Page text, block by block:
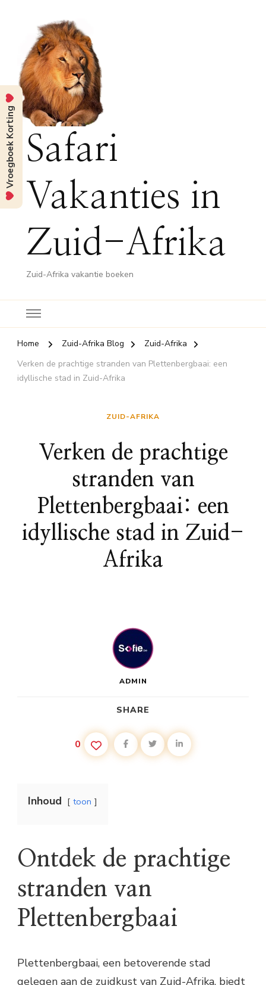
Safari
Vakanties in
Zuid-Afrika
Zuid-Afrika vakantie boeken
Home Zuid-Afrika Blog
Zuid-Afrika
Verken de prachtige stranden van Plettenbergbaai: een
idyllische stad in Zuid-Afrika
ZUID-AFRIKA
Verken de prachtige
stranden van
Plettenbergbaai: een
idyllische stad in Zuid-
Afrika
ADMIN
SHARE
0
Inhoud toon
Ontdek de prachtige
stranden van
Plettenbergbaai
Plettenbergbaai, een betoverende stad
gelegen aan de zuidkust van Zuid-Afrika, biedt
Vroegboek Korting